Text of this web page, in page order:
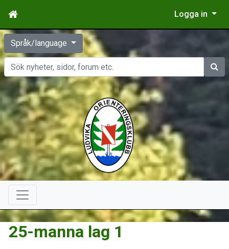
Logga in
Språk/language
Sök
25-manna lag 1